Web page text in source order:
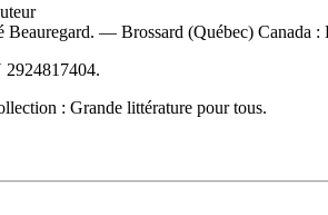
Beauregard. — Brossard (Québec) Canada
2924817404.
: Grande littérature pour tous.